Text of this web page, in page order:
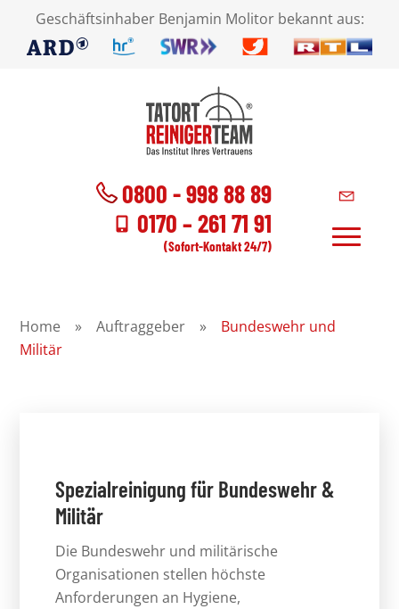
Geschäftsinhaber Benjamin Molitor bekannt aus:
0800 - 998 88 89
0170 – 261 71 91
(Sofort-Kontakt 24/7)
Home » Auftraggeber »
Bundeswehr und
Militär
Spezialreinigung für Bundeswehr &
Militär
Die Bundeswehr und militärische
Organisationen stellen höchste
Anforderungen an Hygiene,